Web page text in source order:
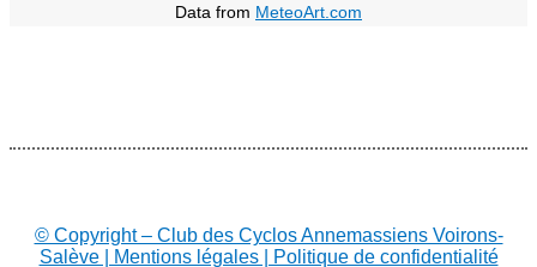
Data from MeteoArt.com
© Copyright – Club des Cyclos Annemassiens Voirons-
Salève | Mentions légales | Politique de confidentialité